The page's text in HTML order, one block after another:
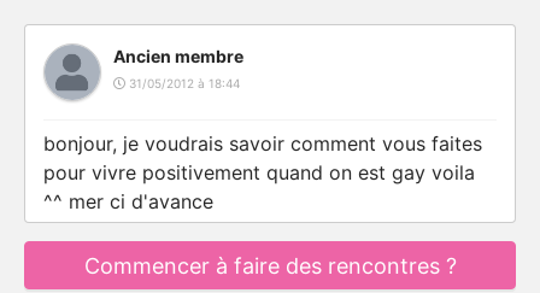
Ancien membre
31/05/2012 à 18:44
bonjour, je voudrais savoir comment vous faites
pour vivre positivement quand on est gay voila
^^ mer ci d'avance
Commencer à faire des rencontres ?